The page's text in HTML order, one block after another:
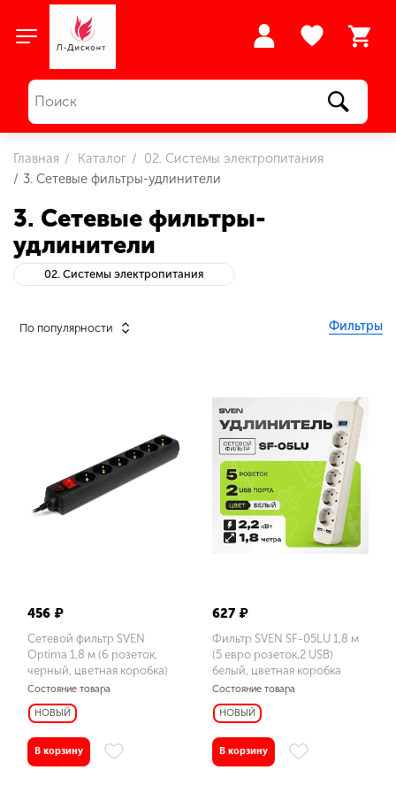
Главная Каталог
02. Системы электропитания
3. Сетевые фильтры-удлинители
3. Сетевые фильтры-
удлинители
02. Системы электропитания
По популярности Фильтры
Цвет
белый
черный
456 ₽
Сетевой фильтр SVEN
Optima 1,8 м (6 розеток,
черный, цветная коробка)
Состояние товара
НОВЫЙ
В корзину
627 ₽
Фильтр SVEN SF-05LU 1,8 м
(5 евро розеток,2 USB)
белый, цветная коробка
Состояние товара
НОВЫЙ
В корзину